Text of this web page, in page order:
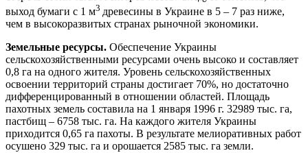
выход бумаги с 1 м3 древесины в Украине в 5 – 7 раз ниже,
чем в высокоразвитых странах рыночной экономики.
Земельные ресурсы. Обеспечение Украины
сельскохозяйственными ресурсами очень высоко и составляет
0,8 га на одного жителя. Уровень сельскохозяйственных
освоении территорий страны достигает 70%, но достаточно
дифференцированный в отношении областей. Площадь
пахотных земель составила на 1 января 1996 г. 32989 тыс. га,
пастбищ – 6758 тыс. га. На каждого жителя Украины
приходится 0,65 га пахоты. В результате мелиоративных работ
осушено 329 тыс. га и орошается 2585 тыс. га земли.